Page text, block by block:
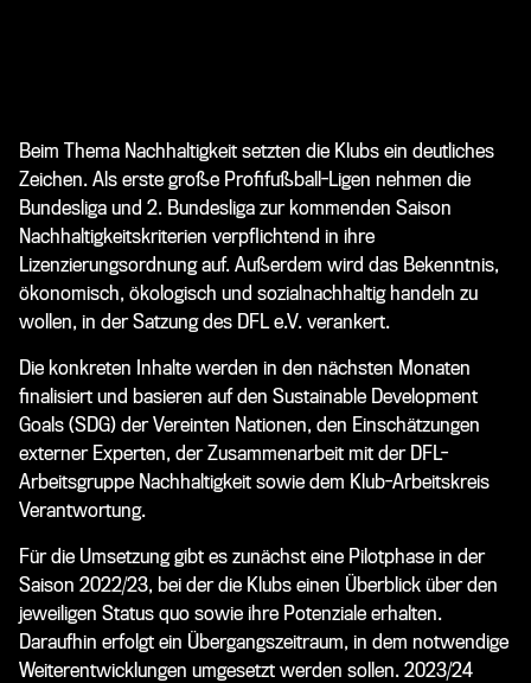
Beim Thema Nachhaltigkeit setzten die Klubs ein deutliches
Zeichen. Als erste große Profifußball-Ligen nehmen die
Bundesliga und 2. Bundesliga zur kommenden Saison
Nachhaltigkeitskriterien verpflichtend in ihre
Lizenzierungsordnung auf. Außerdem wird das Bekenntnis,
ökonomisch, ökologisch und sozialnachhaltig handeln zu
wollen, in der Satzung des DFL e.V. verankert.
Die konkreten Inhalte werden in den nächsten Monaten
finalisiert und basieren auf den Sustainable Development
Goals (SDG) der Vereinten Nationen, den Einschätzungen
externer Experten, der Zusammenarbeit mit der DFL-
Arbeitsgruppe Nachhaltigkeit sowie dem Klub-Arbeitskreis
Verantwortung.
Für die Umsetzung gibt es zunächst eine Pilotphase in der
Saison 2022/23, bei der die Klubs einen Überblick über den
jeweiligen Status quo sowie ihre Potenziale erhalten.
Daraufhin erfolgt ein Übergangszeitraum, in dem notwendige
Weiterentwicklungen umgesetzt werden sollen. 2023/24